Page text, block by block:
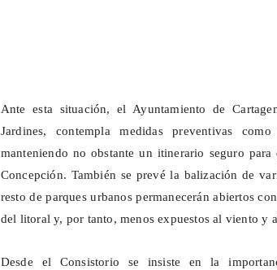
Ante esta situación, el Ayuntamiento de
Jardines, contempla medidas preventivas
manteniendo no obstante un itinerario seguro
Concepción. También se prevé la balización de
resto deparquesurbanos permanecerán abiertos
del litoral y, por tanto, menos expuestos al viento y
Desde el Consistorio se insiste en la